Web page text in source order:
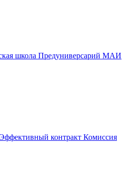
школа Предуниверсарий МАИ
контракт Комиссия